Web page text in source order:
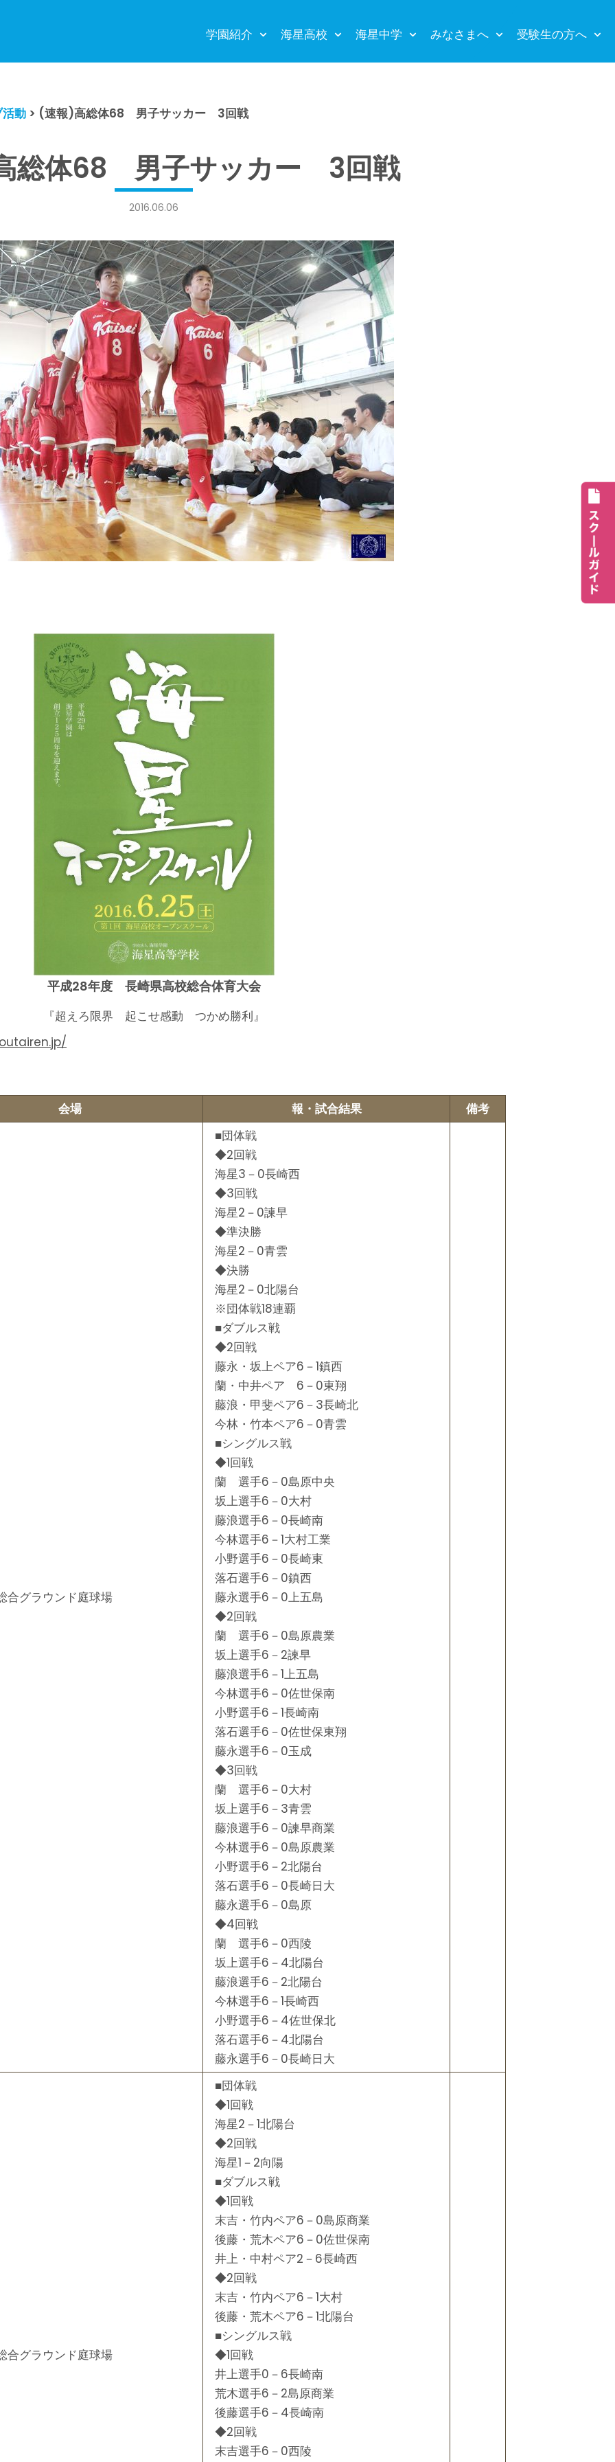
学園紹介 海星高校 海星中学 みなさまへ 受験生の方へ
動 > (速報)高総体68 男子サッカー 3回戦
総体68 男子サッカー 3回戦
2016.06.06
平成28年度 長崎県高校総合体育大会
『超えろ限界 起こせ感動 つかめ勝利』
会場 報・試合結果 備考
合グラウンド庭球場
■団体戦
◆2回戦
海星3－0長崎西
◆3回戦
海星2－0諫早
◆準決勝
海星2－0青雲
◆決勝
海星2－0北陽台
※団体戦18連覇
■ダブルス戦
◆2回戦
藤永・坂上ペア6－1鎮西
蘭・中井ペア 6－0東翔
藤浪・甲斐ペア6－3長崎北
今林・竹本ペア6－0青雲
■シングルス戦
◆1回戦
蘭 選手6－0島原中央
坂上選手6－0大村
藤浪選手6－0長崎南
今林選手6－1大村工業
小野選手6－0長崎東
落石選手6－0鎮西
藤永選手6－0上五島
◆2回戦
蘭 選手6－0島原農業
坂上選手6－2諫早
藤浪選手6－1上五島
今林選手6－0佐世保南
小野選手6－1長崎南
落石選手6－0佐世保東翔
藤永選手6－0玉成
◆3回戦
蘭 選手6－0大村
坂上選手6－3青雲
藤浪選手6－0諫早商業
今林選手6－0島原農業
小野選手6－2北陽台
落石選手6－0長崎日大
藤永選手6－0島原
◆4回戦
蘭 選手6－0西陵
坂上選手6－4北陽台
藤浪選手6－2北陽台
今林選手6－1長崎西
小野選手6－4佐世保北
落石選手6－4北陽台
藤永選手6－0長崎日大
合グラウンド庭球場
■団体戦
◆1回戦
海星2－1北陽台
◆2回戦
海星1－2向陽
■ダブルス戦
◆1回戦
末吉・竹内ペア6－0島原商業
後藤・荒木ペア6－0佐世保南
井上・中村ペア2－6長崎西
◆2回戦
末吉・竹内ペア6－1大村
後藤・荒木ペア6－1北陽台
■シングルス戦
◆1回戦
井上選手0－6長崎南
荒木選手6－2島原商業
後藤選手6－4長崎南
◆2回戦
末吉選手6－0西陵